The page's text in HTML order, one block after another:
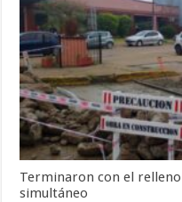
Terminaron con el
simultáneo